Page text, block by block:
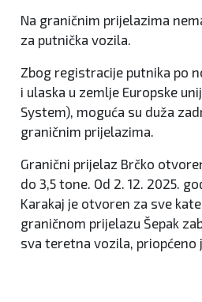
Na graničnim prijelazima
za putnička vozila.
Zbog registracije putnika po
i ulaska u zemlje Europske
System), moguća su duža
graničnim prijelazima.
Granični prijelaz Brčko
do 3,5 tone. Od 2. 12. 2025.
Karakaj je otvoren za sve
graničnom prijelazu Šepak
sva teretna vozila, priopćeno